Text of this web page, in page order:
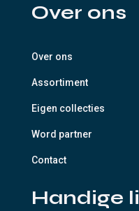
Over ons
Over ons
Assortiment
Eigen collecties
Word partner
Contact
Handige